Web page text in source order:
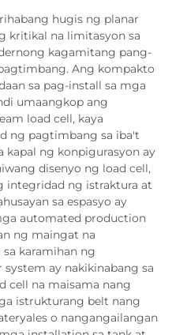
hugis ng planar
kritikal na limitasyon sa
kagamitang pang-
Ang kompakto
sa pag-install sa mga
umaangkop ang
load cell, kaya
ng pagtimbang sa iba't
kapal ng konpigurasyon ay
disenyo ng load cell,
integridad ng istraktura at
sa espasyo ay
automated production
ng maingat na
karamihan ng
ay nakikinabang sa
cell na maisama nang
istrukturang belt nang
o nangangailangan